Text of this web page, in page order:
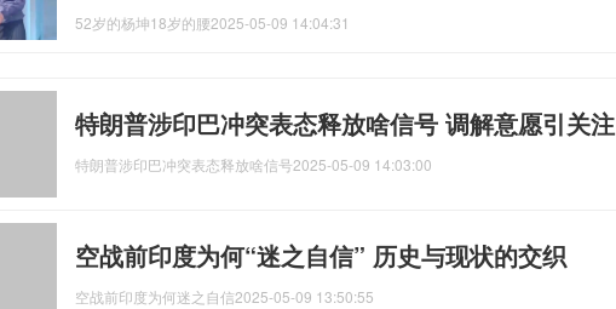
52岁的杨坤18岁的腰2025-05-09 14:04:31
特朗普涉印巴冲突表态释放啥信号 调解意愿引关注
特朗普涉印巴冲突表态释放啥信号2025-05-09 14:03:00
空战前印度为何“迷之自信” 历史与现状的交织
空战前印度为何迷之自信2025-05-09 13:50:55